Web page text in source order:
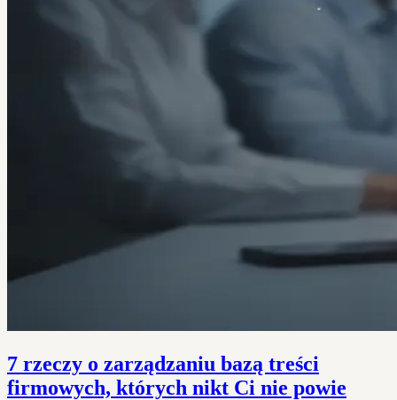
7 rzeczy o zarządzaniu bazą treści
firmowych, których nikt Ci nie powie